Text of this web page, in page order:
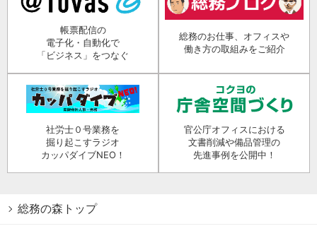
帳票配信の
電子化・自動化で
「ビジネス」をつなぐ
総務のお仕事、オフィスや
働き方の取組みをご紹介
社労士０号業務を
掘り起こすラジオ
カッパダイブNEO！
官公庁オフィスにおける
文書削減や備品管理の
先進事例を公開中！
総務の森トップ